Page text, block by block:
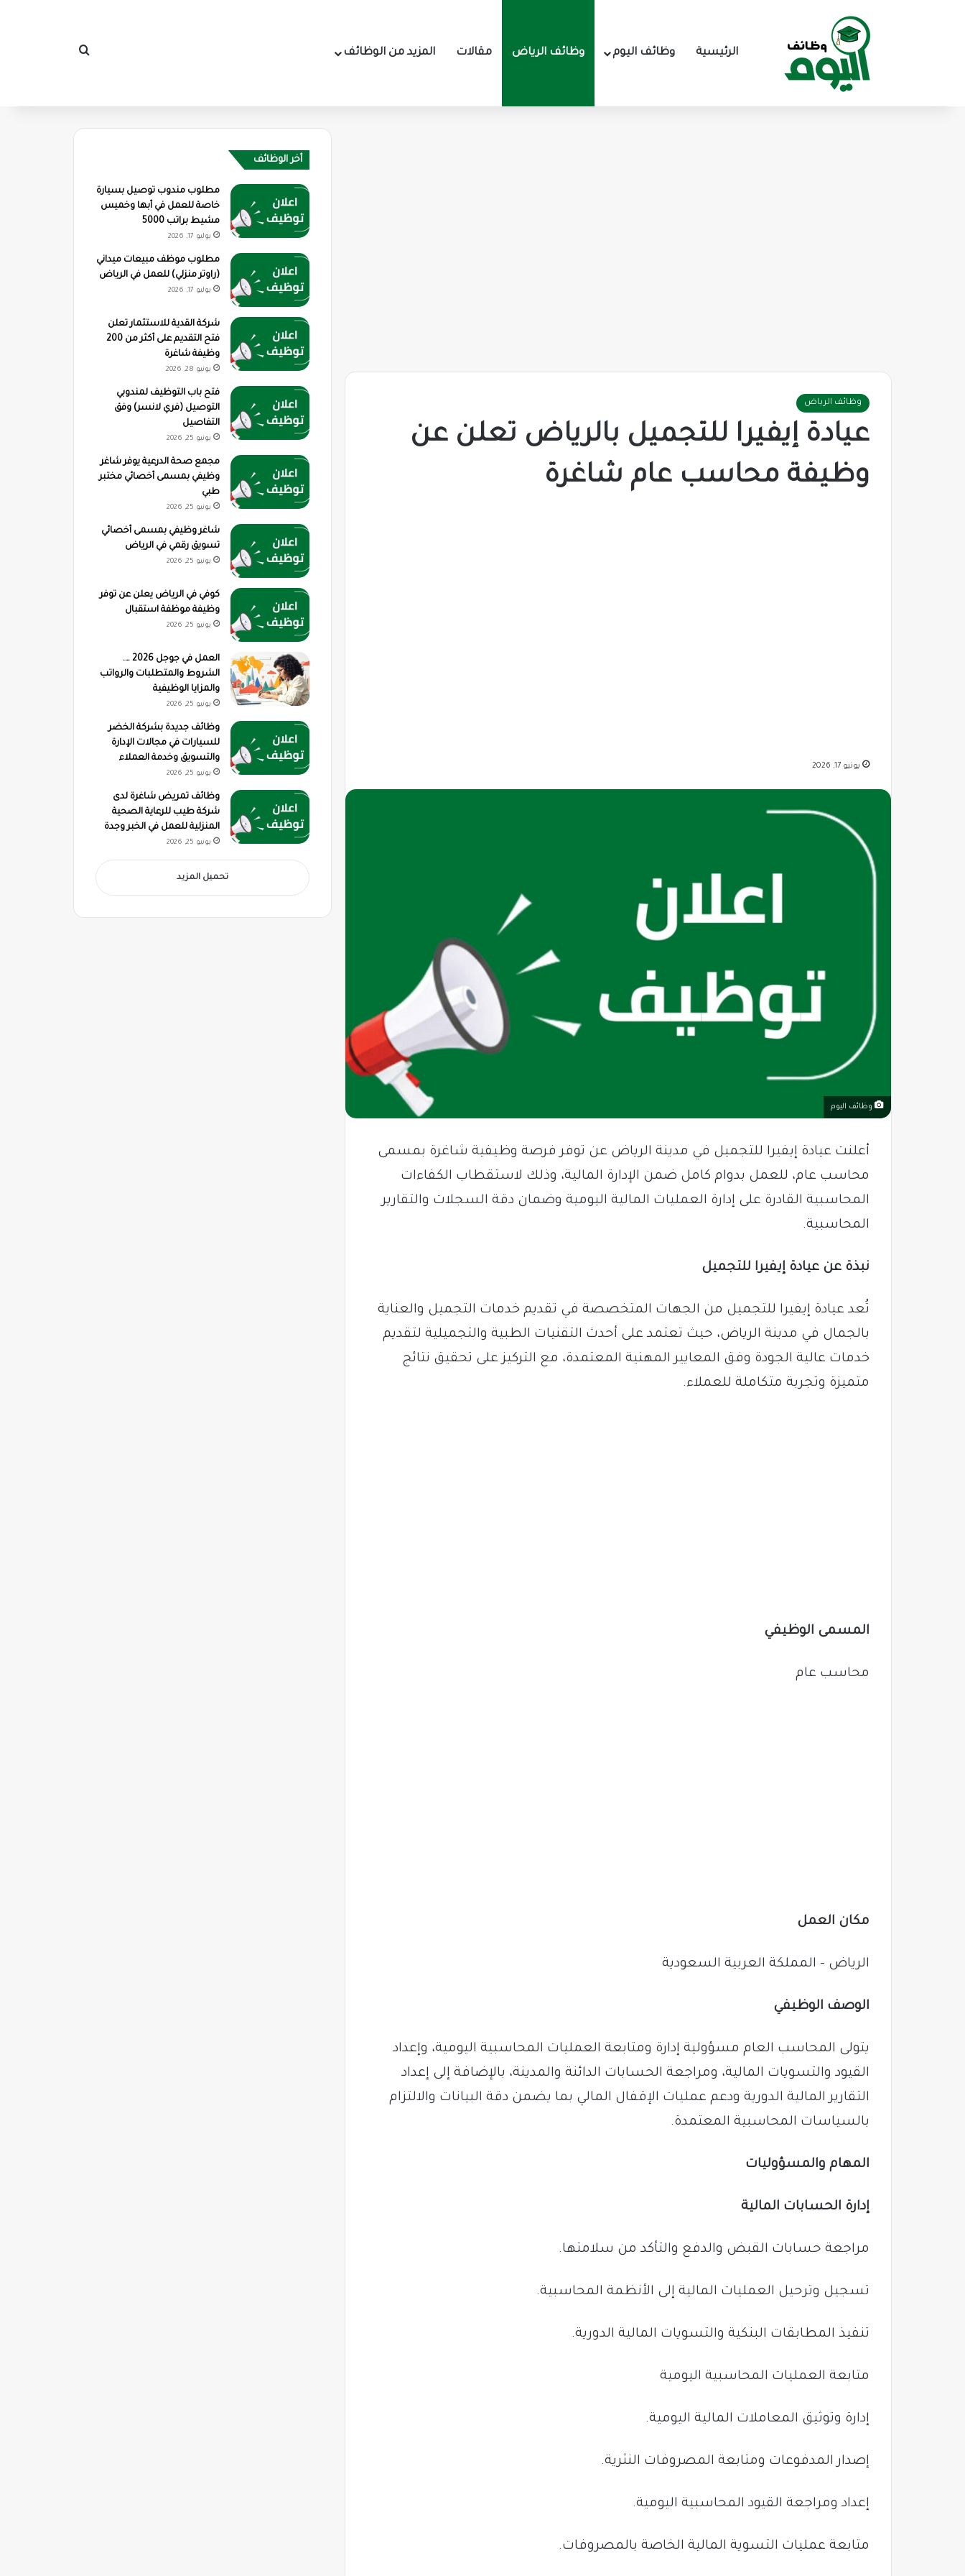
الرئيسية وظائف اليوم وظائف الرياض مقالات المزيد من الوظائف بحث عن
وظائف الرياض
عيادة إيفيرا للتجميل بالرياض تعلن عن
وظيفة محاسب عام شاغرة
يونيو 17, 2026
وظائف اليوم
أعلنت عيادة إيفيرا للتجميل في مدينة الرياض عن توفر فرصة وظيفية شاغرة بمسمى
محاسب عام، للعمل بدوام كامل ضمن الإدارة المالية، وذلك لاستقطاب الكفاءات
المحاسبية القادرة على إدارة العمليات المالية اليومية وضمان دقة السجلات والتقارير
المحاسبية.
نبذة عن عيادة إيفيرا للتجميل
تُعد عيادة إيفيرا للتجميل من الجهات المتخصصة في تقديم خدمات التجميل والعناية
بالجمال في مدينة الرياض، حيث تعتمد على أحدث التقنيات الطبية والتجميلية لتقديم
خدمات عالية الجودة وفق المعايير المهنية المعتمدة، مع التركيز على تحقيق نتائج
متميزة وتجربة متكاملة للعملاء.
المسمى الوظيفي
محاسب عام
مكان العمل
الرياض – المملكة العربية السعودية
الوصف الوظيفي
يتولى المحاسب العام مسؤولية إدارة ومتابعة العمليات المحاسبية اليومية، وإعداد
القيود والتسويات المالية، ومراجعة الحسابات الدائنة والمدينة، بالإضافة إلى إعداد
التقارير المالية الدورية ودعم عمليات الإقفال المالي بما يضمن دقة البيانات والالتزام
بالسياسات المحاسبية المعتمدة.
المهام والمسؤوليات
إدارة الحسابات المالية
مراجعة حسابات القبض والدفع والتأكد من سلامتها.
تسجيل وترحيل العمليات المالية إلى الأنظمة المحاسبية.
تنفيذ المطابقات البنكية والتسويات المالية الدورية.
متابعة العمليات المحاسبية اليومية
إدارة وتوثيق المعاملات المالية اليومية.
إصدار المدفوعات ومتابعة المصروفات النثرية.
إعداد ومراجعة القيود المحاسبية اليومية.
متابعة عمليات التسوية المالية الخاصة بالمصروفات.
أخر الوظائف
مطلوب مندوب توصيل بسيارة
خاصة للعمل في أبها وخميس
مشيط براتب 5000
يوليو 17, 2026
مطلوب موظف مبيعات ميداني
(راوتر منزلي) للعمل في الرياض
يوليو 17, 2026
شركة القدية للاستثمار تعلن
فتح التقديم على أكثر من 200
وظيفة شاغرة
يونيو 28, 2026
فتح باب التوظيف لمندوبي
التوصيل (فري لانسر) وفق
التفاصيل
يونيو 25, 2026
مجمع صحة الدرعية يوفر شاغر
وظيفي بمسمى أخصائي مختبر
طبي
يونيو 25, 2026
شاغر وظيفي بمسمى أخصائي
تسويق رقمي في الرياض
يونيو 25, 2026
كوفي في الرياض يعلن عن توفر
وظيفة موظفة استقبال
يونيو 25, 2026
العمل في جوجل 2026 ….
الشروط والمتطلبات والرواتب
والمزايا الوظيفية
يونيو 25, 2026
وظائف جديدة بشركة الخضر
للسيارات في مجالات الإدارة
والتسويق وخدمة العملاء
يونيو 25, 2026
وظائف تمريض شاغرة لدى
شركة طيب للرعاية الصحية
المنزلية للعمل في الخبر وجدة
يونيو 25, 2026
تحميل المزيد